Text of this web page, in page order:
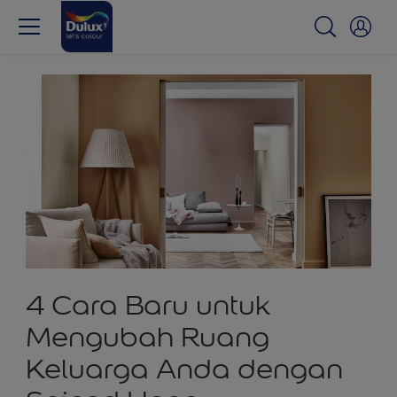
4 Cara Baru untuk
Mengubah Ruang
Keluarga Anda dengan